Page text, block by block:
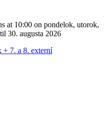
at 10:00 on pondelok, utorok,
30. augusta 2026
+ 7. a 8. externí